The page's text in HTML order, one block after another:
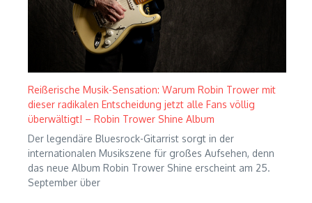
Reißerische Musik-Sensation: Warum Robin Trower mit
dieser radikalen Entscheidung jetzt alle Fans völlig
überwältigt! – Robin Trower Shine Album
Der legendäre Bluesrock-Gitarrist sorgt in der
internationalen Musikszene für großes Aufsehen, denn
das neue Album Robin Trower Shine erscheint am 25.
September über